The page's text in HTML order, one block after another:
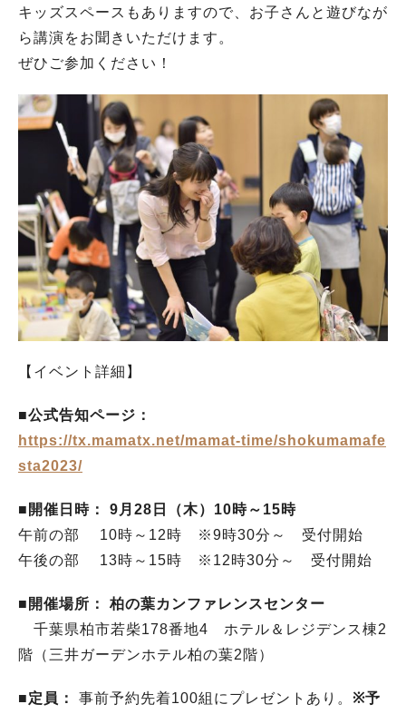
キッズスペースもありますので、お子さんと遊びなが
ら講演をお聞きいただけます。
ぜひご参加ください！
【イベント詳細】
■公式告知ページ：
https://tx.mamatx.net/mamat-time/shokumamafe
sta2023/
■開催日時： 9月28日（木）10時～15時
午前の部 10時～12時 ※9時30分～ 受付開始
午後の部 13時～15時 ※12時30分～ 受付開始
■開催場所： 柏の葉カンファレンスセンター
千葉県柏市若柴178番地4 ホテル＆レジデンス棟2
階（三井ガーデンホテル柏の葉2階）
■定員： 事前予約先着100組にプレゼントあり。 ※予